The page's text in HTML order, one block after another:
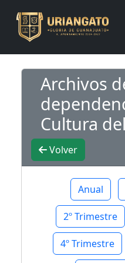
Archivos
Cultura
Volver
Anual
2º Trimestre
4º Trimestre